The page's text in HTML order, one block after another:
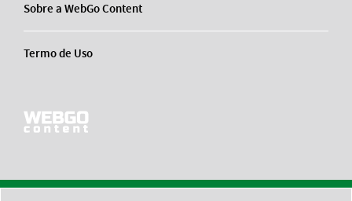
Sobre a WebGo Content
Termo de Uso